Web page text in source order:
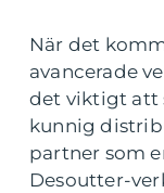
När det
avancerade
det viktigt att
kunnig
partner som
Desoutter-